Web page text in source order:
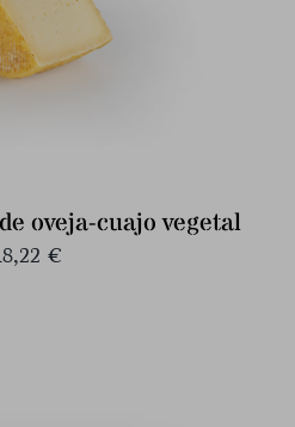
oveja-cuajo vegetal
€